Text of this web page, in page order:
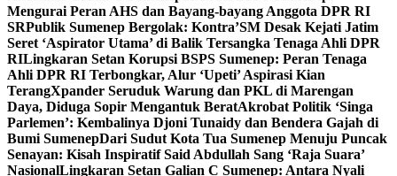
Mengurai Peran AHS dan Bayang-bayang Anggota DPR RI
SRPublik Sumenep Bergolak: Kontra’SM Desak Kejati Jatim
Seret ‘Aspirator Utama’ di Balik Tersangka Tenaga Ahli DPR
RILingkaran Setan Korupsi BSPS Sumenep: Peran Tenaga
Ahli DPR RI Terbongkar, Alur ‘Upeti’ Aspirasi Kian
TerangXpander Seruduk Warung dan PKL di Marengan
Daya, Diduga Sopir Mengantuk BeratAkrobat Politik ‘Singa
Parlemen’: Kembalinya Djoni Tunaidy dan Bendera Gajah di
Bumi SumenepDari Sudut Kota Tua Sumenep Menuju Puncak
Senayan: Kisah Inspiratif Said Abdullah Sang ‘Raja Suara’
NasionalLingkaran Setan Galian C Sumenep: Antara Nyali